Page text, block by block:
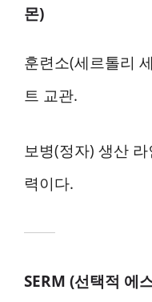
몬)
훈련소(세르톨리
트 교관.
보병(정자) 생산
력이다.
SERM (선택적 에